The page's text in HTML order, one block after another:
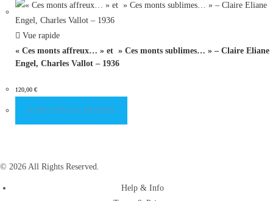
Vue rapide
« Ces monts affreux… » et » Ces monts sublimes… » – Claire Eliane
Engel, Charles Vallot – 1936
120,00 €
AJOUTER AU PANIER
© 2026 All Rights Reserved.
Help & Info